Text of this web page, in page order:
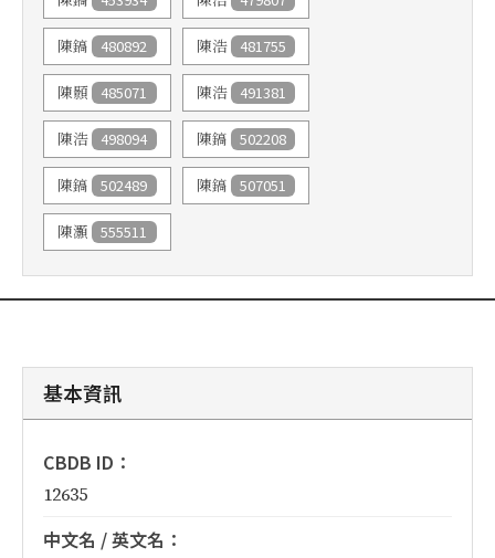
陳鎬 480892 陳浩 481755
陳顥 485071 陳浩 491381
陳浩 498094 陳鎬 502208
陳鎬 502489 陳鎬 507051
陳灝 555511
基本資訊
CBDB ID：
12635
中文名 / 英文名：